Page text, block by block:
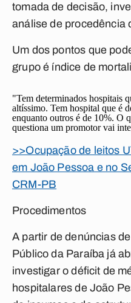
tomada de decisão,
análise de procedência
Um dos pontos que
grupo é índice de
"Tem determinados hospitais
altíssimo. Tem hospital que é
enquanto outros é de 10%. O
questiona um promotor vai
>>Ocupação de leitos
em João Pessoa e no
CRM-PB
Procedimentos
A partir de denúncias
Público da Paraíba já
investigar o déficit de
hospitalares de João